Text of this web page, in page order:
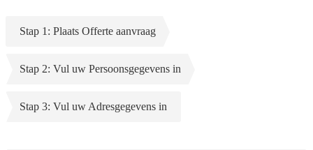
Stap 1: Plaats Offerte aanvraag
Stap 2: Vul uw Persoonsgegevens in
Stap 3: Vul uw Adresgegevens in